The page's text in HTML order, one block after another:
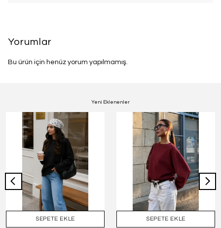
Yorumlar
Bu ürün için henüz yorum yapılmamış.
Yeni Eklenenler
SEPETE EKLE SEPETE EKLE